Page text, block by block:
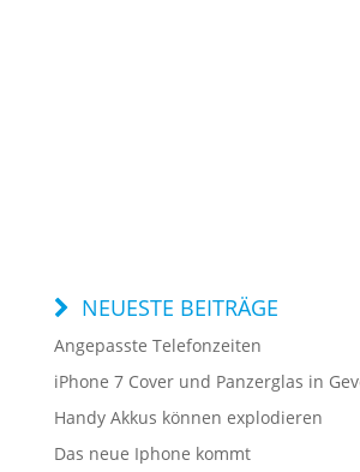
NEUESTE BEITRÄGE
Angepasste Telefonzeiten
iPhone 7 Cover und Panzerglas in
Handy Akkus können explodieren
Das neue Iphone kommt